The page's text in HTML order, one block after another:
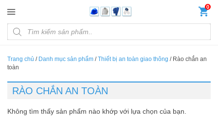
0
Products search
Trang chủ / Danh mục sản phẩm /Thiết bị an toàn giao thông / Rào chắn an
toàn
RÀO CHẮN AN TOÀN
Không tìm thấy sản phẩm nào khớp với lựa chọn của bạn.